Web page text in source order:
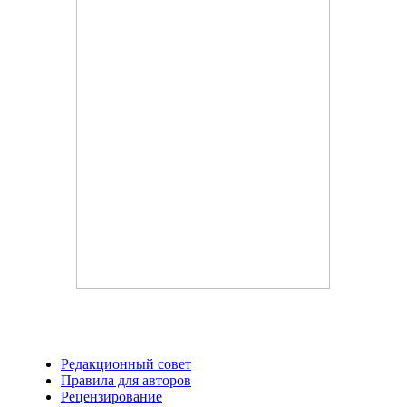
Редакционный совет
Правила для авторов
Рецензирование